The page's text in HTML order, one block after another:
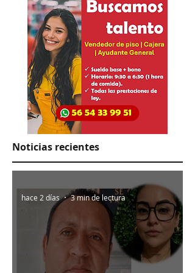
Noticias recientes
hace 2 días 3 min de lectura